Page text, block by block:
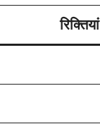
रिक्तियां